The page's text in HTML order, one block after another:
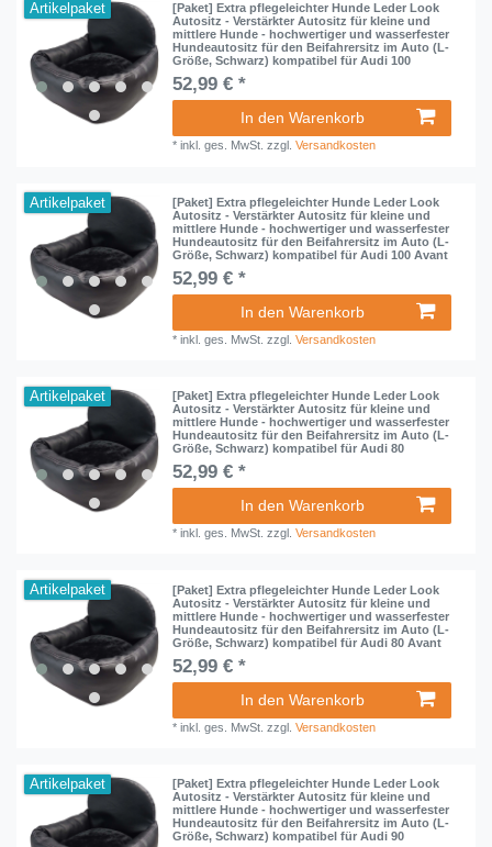
Artikelpaket
[Paket] Extra pflegeleichter Hunde Leder Look
Autositz - Verstärkter Autositz für kleine und
mittlere Hunde - hochwertiger und wasserfester
Hundeautositz für den Beifahrersitz im Auto (L-
Größe, Schwarz) kompatibel für Audi 100
52,99 € *
In den Warenkorb
*inkl. ges. MwSt. zzgl.Versandkosten
Artikelpaket
[Paket] Extra pflegeleichter Hunde Leder Look
Autositz - Verstärkter Autositz für kleine und
mittlere Hunde - hochwertiger und wasserfester
Hundeautositz für den Beifahrersitz im Auto (L-
Größe, Schwarz) kompatibel für Audi 100 Avant
52,99 € *
In den Warenkorb
*inkl. ges. MwSt. zzgl.Versandkosten
Artikelpaket
[Paket] Extra pflegeleichter Hunde Leder Look
Autositz - Verstärkter Autositz für kleine und
mittlere Hunde - hochwertiger und wasserfester
Hundeautositz für den Beifahrersitz im Auto (L-
Größe, Schwarz) kompatibel für Audi 80
52,99 € *
In den Warenkorb
*inkl. ges. MwSt. zzgl.Versandkosten
Artikelpaket
[Paket] Extra pflegeleichter Hunde Leder Look
Autositz - Verstärkter Autositz für kleine und
mittlere Hunde - hochwertiger und wasserfester
Hundeautositz für den Beifahrersitz im Auto (L-
Größe, Schwarz) kompatibel für Audi 80 Avant
52,99 € *
In den Warenkorb
*inkl. ges. MwSt. zzgl.Versandkosten
Artikelpaket
[Paket] Extra pflegeleichter Hunde Leder Look
Autositz - Verstärkter Autositz für kleine und
mittlere Hunde - hochwertiger und wasserfester
Hundeautositz für den Beifahrersitz im Auto (L-
Größe, Schwarz) kompatibel für Audi 90